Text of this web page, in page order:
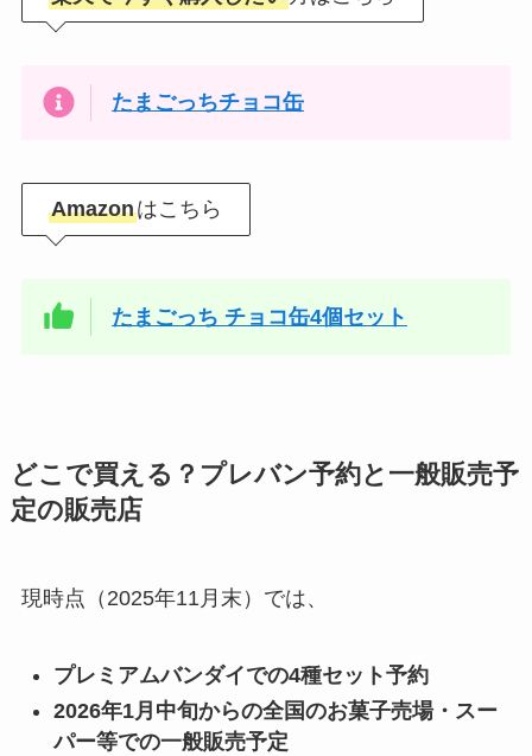
たまごっちチョコ缶
Amazonはこちら
たまごっち チョコ缶4個セット
どこで買える？プレバン予約と一般販売予
定の販売店
現時点（2025年11月末）では、
プレミアムバンダイでの4種セット予約
2026年1月中旬からの全国のお菓子売場・スー
パー等での一般販売予定